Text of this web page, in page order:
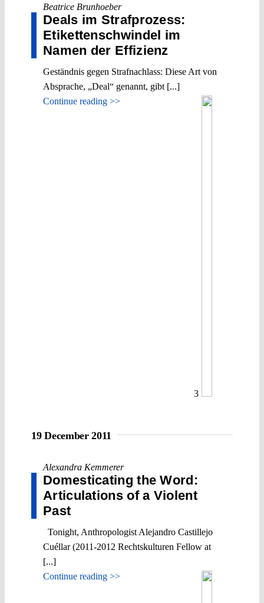
Beatrice Brunhoeber
Deals im Strafprozess:
Etikettenschwindel im
Namen der Effizienz
Geständnis gegen Strafnachlass: Diese Art von
Absprache, „Deal“ genannt, gibt [...]
Continue reading >>
3
19 December 2011
Alexandra Kemmerer
Domesticating the Word:
Articulations of a Violent
Past
Tonight, Anthropologist Alejandro Castillejo
Cuéllar (2011-2012 Rechtskulturen Fellow at
[...]
Continue reading >>